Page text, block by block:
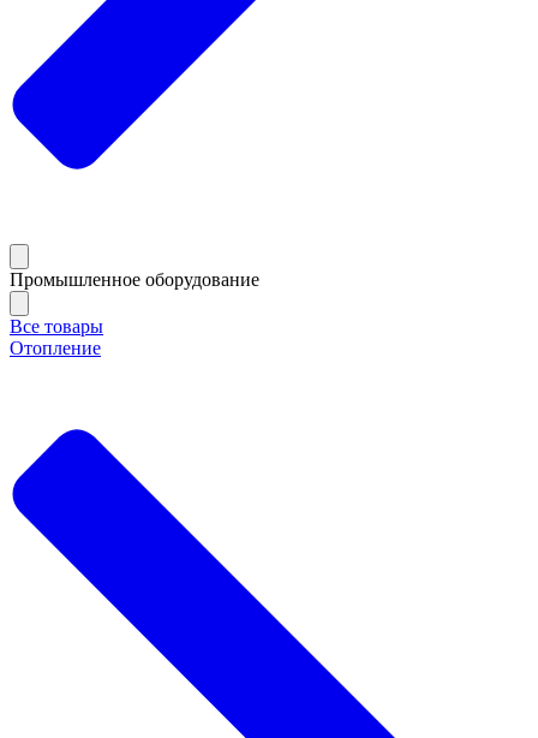
Промышленное оборудование
Все товары
Отопление